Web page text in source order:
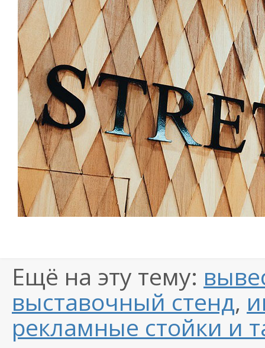
Ещё на эту тему:
выставочный стенд,
рекламные стойки и